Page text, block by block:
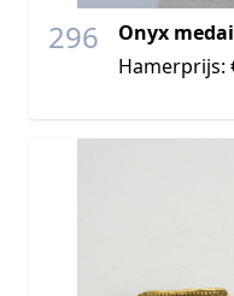
296
Onyx
Hamerprijs: